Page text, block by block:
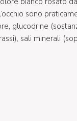
sono
glucodrine
sali minerali